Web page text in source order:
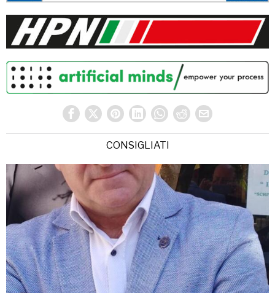
CONSIGLIATI